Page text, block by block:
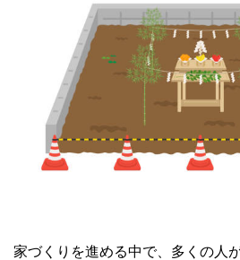
家づくりを進める中で、多くの人